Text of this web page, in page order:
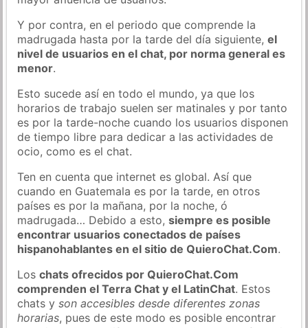
Y por contra, en el periodo que comprende la
madrugada hasta por la tarde del día siguiente,el
nivel de usuarios en el chat, por norma general es
menor.
Esto sucede así en todo el mundo, ya que los
horarios de trabajo suelen ser matinales y por tanto
es por la tarde-noche cuando los usuarios disponen
de tiempo libre para dedicar a las actividades de
ocio, como es el chat.
Ten en cuenta que internet es global. Así que
cuando en Guatemala es por la tarde, en otros
países es por la mañana, por la noche, ó
madrugada… Debido a esto,siempre es posible
encontrar usuarios conectados de países
hispanohablantes en el sitio de QuieroChat.Com.
Loschats ofrecidos por QuieroChat.Com
comprenden el Terra Chat y el LatinChat. Estos
chats yson accesibles desde diferentes zonas
horarias, pues de este modo es posible encontrar